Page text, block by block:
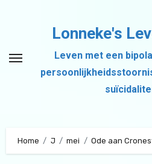
inhoud
Lonneke's
Leven met een
Home J mei Ode aan